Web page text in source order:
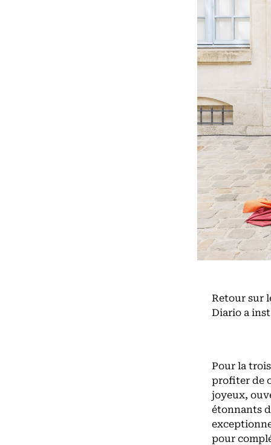
Retour sur
Diario a
Pour la
profiter de
joyeux,
étonnants
pour